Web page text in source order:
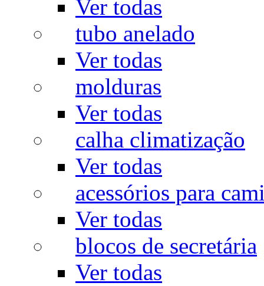
Ver todas
tubo anelado
Ver todas
molduras
Ver todas
calha climatização
Ver todas
acessórios para
Ver todas
blocos de secretária
Ver todas